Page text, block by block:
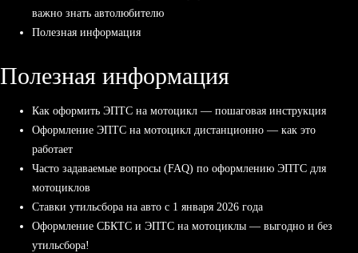
важно знать автолюбителю
Полезная информация
Полезная информация
Как оформить ЭПТС на мотоцикл — пошаговая инструкция
Оформление ЭПТС на мотоцикл дистанционно — как это
работает
Часто задаваемые вопросы (FAQ) по оформлению ЭПТС для
мотоциклов
Ставки утильсбора на авто с 1 января 2026 года
Оформление СБКТС и ЭПТС на мотоциклы — выгодно и без
утильсбора!